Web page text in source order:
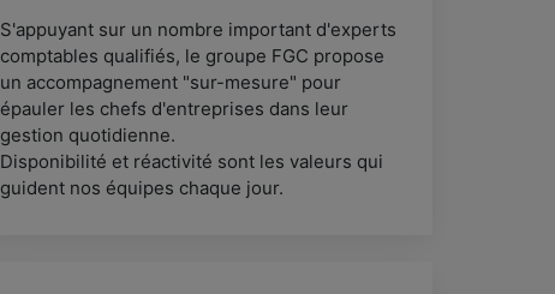
S'appuyant sur un nombre important d'experts
comptables qualifiés, le groupe FGC propose
un accompagnement "sur-mesure" pour
épauler les chefs d'entreprises dans leur
gestion quotidienne.
Disponibilité et réactivité sont les valeurs qui
guident nos équipes chaque jour.